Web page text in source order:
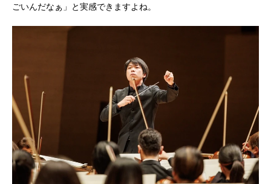
ごいんだなぁ」と実感できますよね。